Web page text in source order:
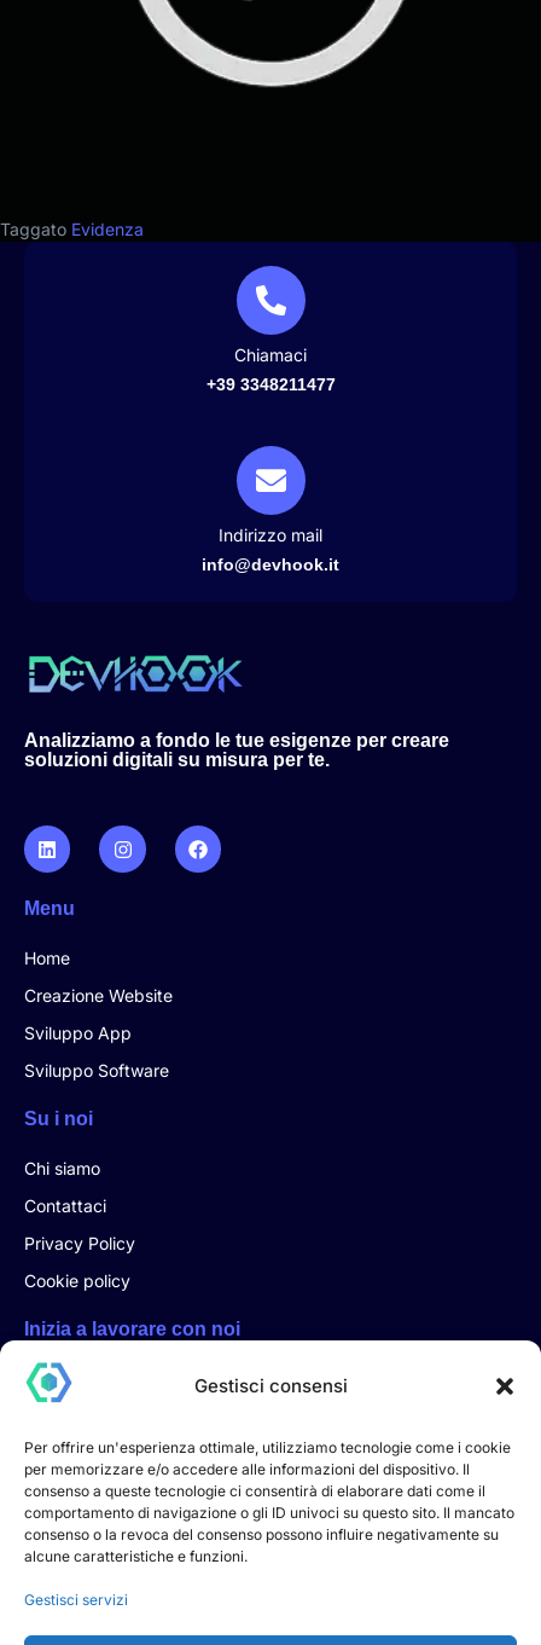
Gestisci consensi
Per offrire un'esperienza ottimale, utilizziamo tecnologie come i cookie
per memorizzare e/o accedere alle informazioni del dispositivo. Il
consenso a queste tecnologie ci consentirà di elaborare dati come il
comportamento di navigazione o gli ID univoci su questo sito. Il mancato
consenso o la revoca del consenso possono influire negativamente su
alcune caratteristiche e funzioni.
Gestisci servizi
Taggato Evidenza
Chiamaci
+39 3348211477
Indirizzo mail
info@devhook.it
Analizziamo a fondo le tue esigenze per creare
soluzioni digitali su misura per te.
Menu
Home
Creazione Website
Sviluppo App
Sviluppo Software
Su i noi
Chi siamo
Contattaci
Privacy Policy
Cookie policy
Inizia a lavorare con noi
Inizia un progetto con noi, clicca qui e compila il form. Verrai
ricontattato direttamente per email o telefono
Inizia un progetto
DEVHOOK S.R.L. – Startup Innovativa
Sede legale: Via Andrea Dell’Isola n. 12, 06083 Bastia